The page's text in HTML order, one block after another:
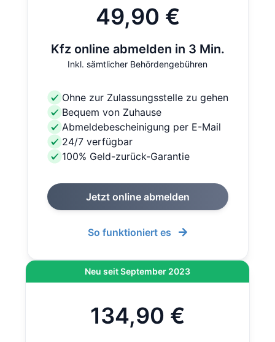
49,90 €
Kfz online abmelden in 3 Min.
Inkl. sämtlicher Behördengebühren
Ohne zur Zulassungsstelle zu gehen
Bequem von Zuhause
Abmeldebescheinigung per E-Mail
24/7 verfügbar
100% Geld-zurück-Garantie
Jetzt online abmelden
So funktioniert es
Neu seit September 2023
134,90 €